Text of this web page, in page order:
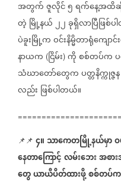
အတွက်ဇူလိုင်၅ရက်နေ့အထိ
တဲ့ မြို့နယ်၂၂ခုရှိလာပြီဖြစ်
ပဲခူးမြို့ကဝင်းနိမ္မိတာရုံကျေ
နာယက (ငြိမ်း) ကိုစစ်တပ်က
သံဃာတော်တွေကပတ္တနိက္ကုဇ္ဇန
လည်း ဖြစ်ပါတယ်။
📌📌 ၄။သာကေတမြို့နယ်မှာ
နေတာကြောင့်လမ်းဘေးအစာ
တွေယာယီပိတ်ထားဖို့စစ်တပ်က